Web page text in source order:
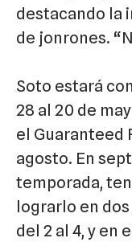
destacando la
de jonrones.
Soto estará
28 al 20 de
el Guaranteed
agosto. En
temporada,
lograrlo en
del 2 al 4, y en